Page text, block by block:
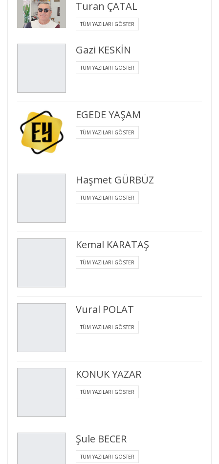
Turan ÇATAL
TÜM YAZILARI GÖSTER
Gazi KESKİN
TÜM YAZILARI GÖSTER
EGEDE YAŞAM
TÜM YAZILARI GÖSTER
Haşmet GÜRBÜZ
TÜM YAZILARI GÖSTER
Kemal KARATAŞ
TÜM YAZILARI GÖSTER
Vural POLAT
TÜM YAZILARI GÖSTER
KONUK YAZAR
TÜM YAZILARI GÖSTER
Şule BECER
TÜM YAZILARI GÖSTER